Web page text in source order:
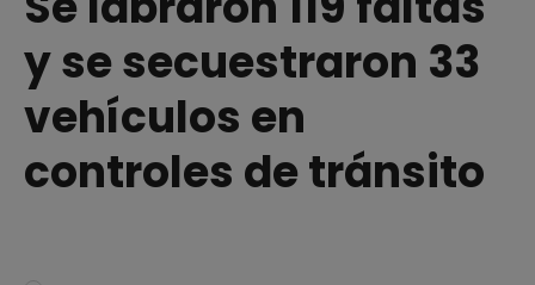
y se secuestraron 33
vehículos en
controles de tránsito